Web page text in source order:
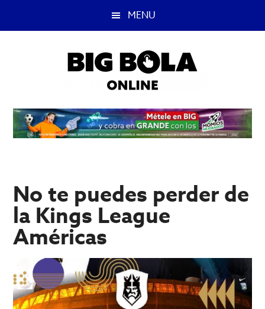
MENU
Big
Bola
mejor
del
deportivas.
No te puedes perder de
la Kings League
Américas